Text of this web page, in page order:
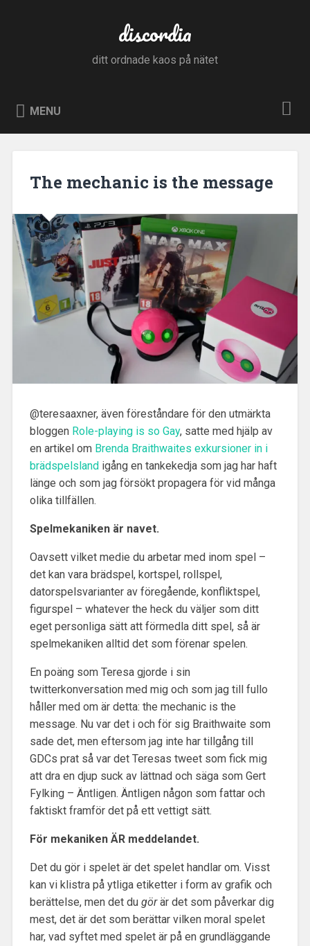
discordia
ditt ordnade kaos på nätet
MENU
The mechanic is the message
@teresaaxner, även föreståndare för den utmärkta
bloggen Role-playing is so Gay, satte med hjälp av
en artikel om Brenda Braithwaites exkursioner in i
brädspelslandigång en tankekedja som jag har haft
länge och som jag försökt propagera för vid många
olika tillfällen.
Spelmekaniken är navet.
Oavsett vilket medie du arbetar med inom spel –
det kan vara brädspel, kortspel, rollspel,
datorspelsvarianter av föregående, konfliktspel,
figurspel – whatever the heck du väljer som ditt
eget personliga sätt att förmedla ditt spel, så är
spelmekaniken alltid det som förenar spelen.
En poäng som Teresa gjorde i sin
twitterkonversation med mig och som jag till fullo
håller med om är detta: the mechanic is the
message. Nu var det i och för sig Braithwaite som
sade det, men eftersom jag inte har tillgång till
GDCs prat så var det Teresas tweet som fick mig
att dra en djup suck av lättnad och säga som Gert
Fylking – Äntligen. Äntligen någon som fattar och
faktiskt framför det på ett vettigt sätt.
För mekaniken ÄR meddelandet.
Det du gör i spelet är det spelet handlar om. Visst
kan vi klistra på ytliga etiketter i form av grafik och
berättelse, men det du görär det som påverkar dig
mest, det är det som berättar vilken moral spelet
har, vad syftet med spelet är på en grundläggande